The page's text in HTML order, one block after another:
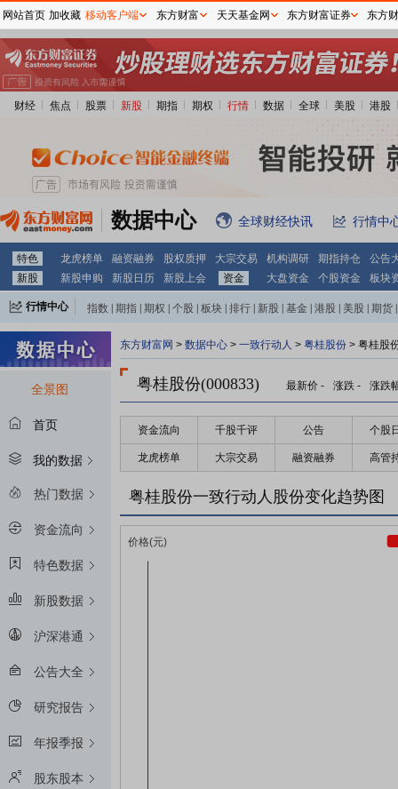
财经 焦点 股票 新股 期指 期权 行情 数据 全球 美股 港股
数据中心 全球财经快讯 行情中
特色 龙虎榜单 融资融券 股权质押 大宗交易 机构调研 期指持仓
公告
新股
新股申购 新股日历 新股上会 资金 大盘资金 个股资金 板块
行情中心 指数 期指 期权 个股 板块 排行 新股 基金 港股 美股 期货
全景图
首页
我的数据
热门数据
资金流向
特色数据
新股数据
沪深港通
公告大全
研究报告
年报季报
股东股本
东方财富网 > 数据中心 > 一致行动人 > 粤桂股份 > 粤桂股
粤桂股份(000833) 最新价 - 涨跌 - 涨跌
资金流向 千股千评 公告 个股
龙虎榜单 大宗交易 融资融券 高管
粤桂股份一致行动人股份变化趋势图
网站首页 加收藏 移动客户端 东方财富 天天基金网 东方财富证券 东方